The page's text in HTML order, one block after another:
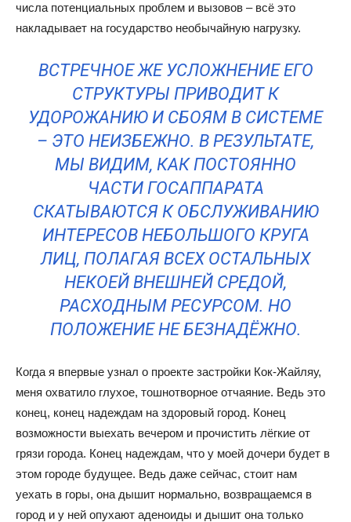
числа потенциальных проблем и вызовов – всё это
накладывает на государство необычайную нагрузку.
ВСТРЕЧНОЕ ЖЕ УСЛОЖНЕНИЕ ЕГО
СТРУКТУРЫ ПРИВОДИТ К
УДОРОЖАНИЮ И СБОЯМ В СИСТЕМЕ
– ЭТО НЕИЗБЕЖНО. В РЕЗУЛЬТАТЕ,
МЫ ВИДИМ, КАК ПОСТОЯННО
ЧАСТИ ГОСАППАРАТА
СКАТЫВАЮТСЯ К ОБСЛУЖИВАНИЮ
ИНТЕРЕСОВ НЕБОЛЬШОГО КРУГА
ЛИЦ, ПОЛАГАЯ ВСЕХ ОСТАЛЬНЫХ
НЕКОЕЙ ВНЕШНЕЙ СРЕДОЙ,
РАСХОДНЫМ РЕСУРСОМ. НО
ПОЛОЖЕНИЕ НЕ БЕЗНАДЁЖНО.
Когда я впервые узнал о проекте застройки Кок-Жайляу,
меня охватило глухое, тошнотворное отчаяние. Ведь это
конец, конец надеждам на здоровый город. Конец
возможности выехать вечером и прочистить лёгкие от
грязи города. Конец надеждам, что у моей дочери будет в
этом городе будущее. Ведь даже сейчас, стоит нам
уехать в горы, она дышит нормально, возвращаемся в
город и у ней опухают аденоиды и дышит она только